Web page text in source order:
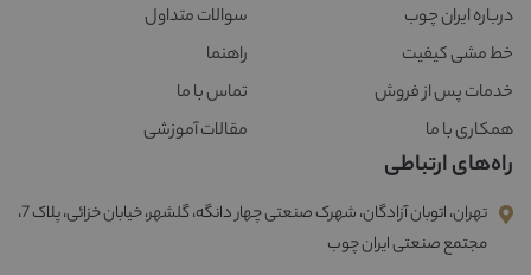
درباره ایران چوب
خط مشی کیفیت
خدمات پس از فروش
همکاری با ما
سوالات متداول
راهنما
تماس با ما
مقالات آموزشی
راه‌های ارتباطی
تهران، اتوبان آزادگان، شهرک صنعتی چهار دانگه، گلشهر، خیابان خزائی، پلاک 7،
مجتمع صنعتی ایران چوب